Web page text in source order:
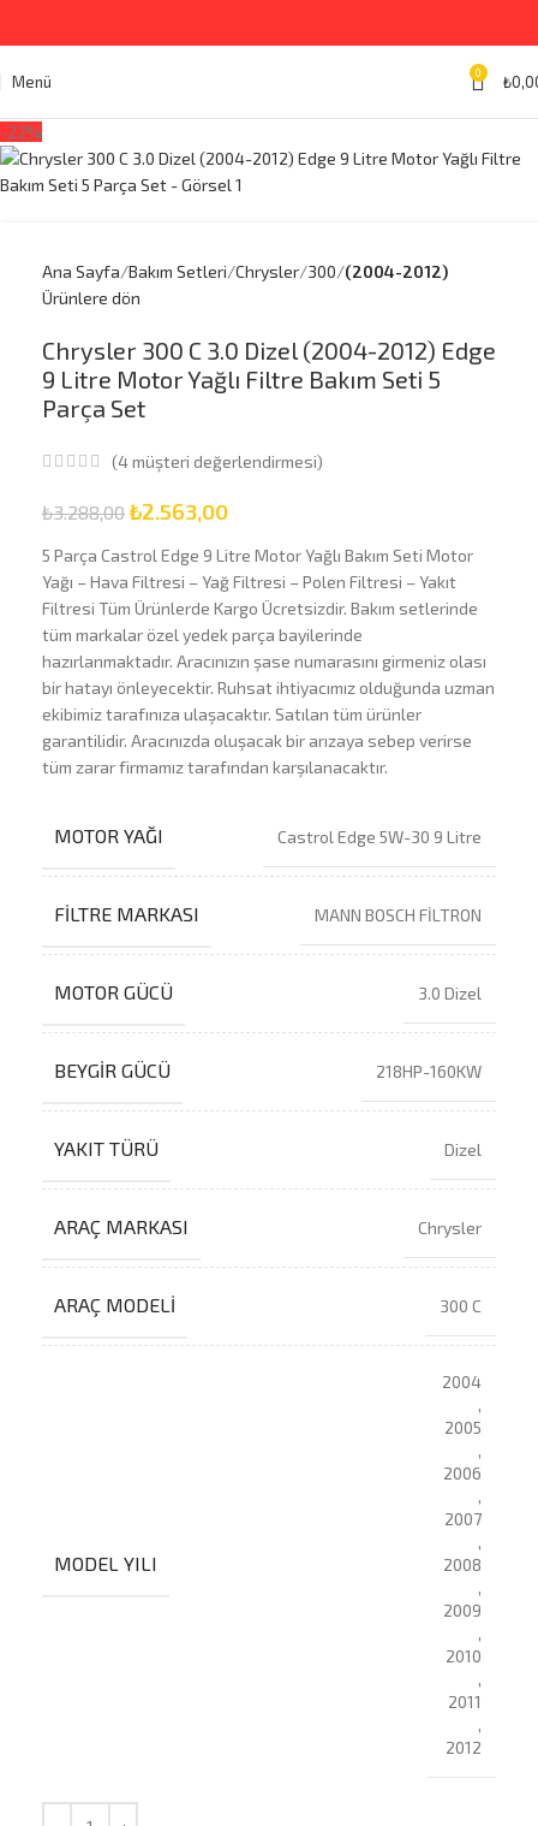
Menü 0 ₺
-22%
Ana Sayfa Bakım Setleri Chrysler 300 (2004-2012)
Ürünlere dön
Chrysler 300 C 3.0 Dizel (2004-2012) Edge
9 Litre Motor Yağlı Filtre Bakım Seti 5
Parça Set
(4müşteri değerlendirmesi)
₺3.288,00 ₺2.563,00
5 Parça Castrol Edge 9 Litre Motor Yağlı Bakım Seti Motor
Yağı – Hava Filtresi – Yağ Filtresi – Polen Filtresi – Yakıt
Filtresi Tüm Ürünlerde Kargo Ücretsizdir. Bakım setlerinde
tüm markalar özel yedek parça bayilerinde
hazırlanmaktadır. Aracınızın şase numarasını girmeniz olası
bir hatayı önleyecektir. Ruhsat ihtiyacımız olduğunda uzman
ekibimiz tarafınıza ulaşacaktır. Satılan tüm ürünler
garantilidir. Aracınızda oluşacak bir arızaya sebep verirse
tüm zarar firmamız tarafından karşılanacaktır.
MOTOR YAĞI Castrol Edge 5W-30 9 Litre
FILTRE MARKASI MANN BOSCH FİLTRON
MOTOR GÜCÜ 3.0 Dizel
BEYGIR GÜCÜ 218HP-160KW
YAKIT TÜRÜ Dizel
ARAÇ MARKASI Chrysler
ARAÇ MODELI 300 C
MODEL YILI
2004
,
2005
,
2006
,
2007
,
2008
,
2009
,
2010
,
2011
,
2012